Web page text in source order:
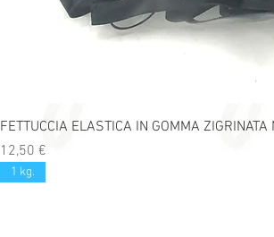
FETTUCCIA ELASTICA IN GOMMA
Precio
12,50 €
1 kg.